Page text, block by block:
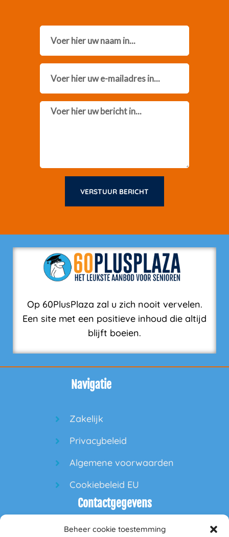
Beheer cookie toestemming
Message
VERSTUUR BERICHT
Op 60PlusPlaza zal u zich nooit vervelen.
Een site met een positieve inhoud die altijd
blijft boeien.
Navigatie
Zakelijk
Privacybeleid
Algemene voorwaarden
Cookiebeleid EU
Contactgegevens